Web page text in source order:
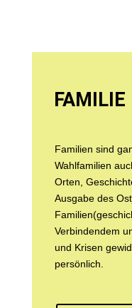
FAMILIE
Familien sind
Wahlfamilien
Orten,
Ausgabe des
Verbindendem
und Krisen
persönlich.